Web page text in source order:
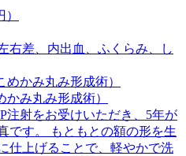
右差、内出血、ふくらみ、し
かみ丸み形成術）
注射をお受けいただき、5年が
です。 もともとの額の形を生
仕上げることで、軽やかで洗